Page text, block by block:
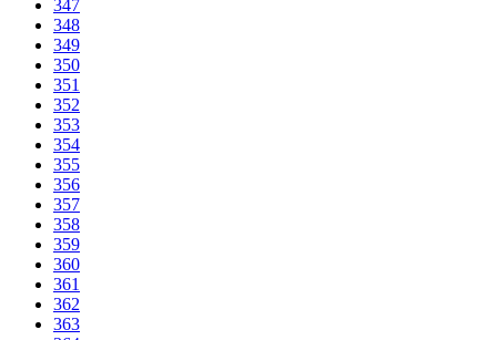
347
348
349
350
351
352
353
354
355
356
357
358
359
360
361
362
363